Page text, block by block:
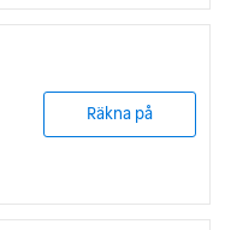
Räkna på